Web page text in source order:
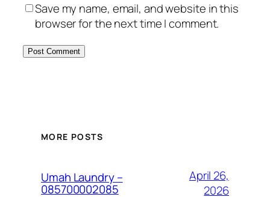
Save my name, email, and website in this
browser for the next time I comment.
MORE POSTS
Umah Laundry –
085700002085
April 26,
2026